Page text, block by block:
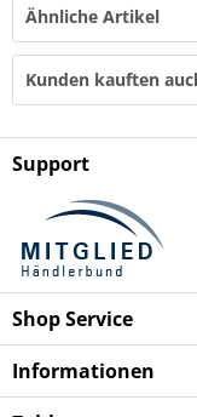
Ähnliche Artikel
Kunden kauften
Support
Shop Service
Informationen